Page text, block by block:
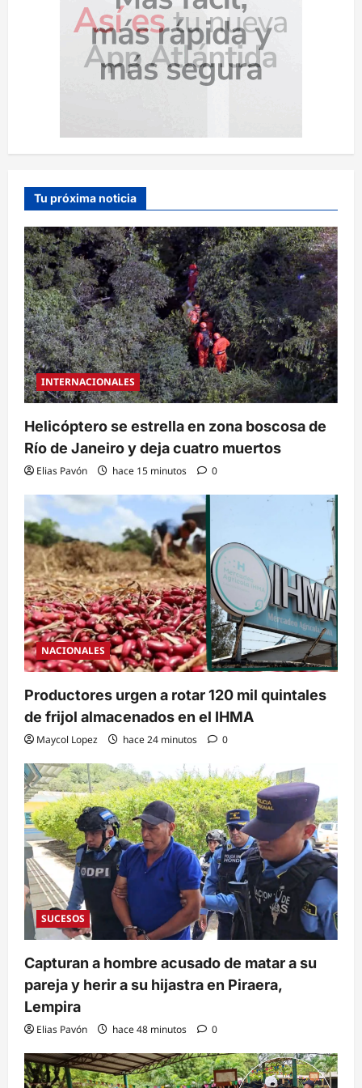
Tu próxima noticia
INTERNACIONALES
Helicóptero se estrella en zona boscosa de
Río de Janeiro y deja cuatro muertos
Elias Pavón hace 15 minutos 0
NACIONALES
Productores urgen a rotar 120 mil quintales
de frijol almacenados en el IHMA
Maycol Lopez hace 24 minutos 0
SUCESOS
Capturan a hombre acusado de matar a su
pareja y herir a su hijastra en Piraera,
Lempira
Elias Pavón hace 48 minutos 0